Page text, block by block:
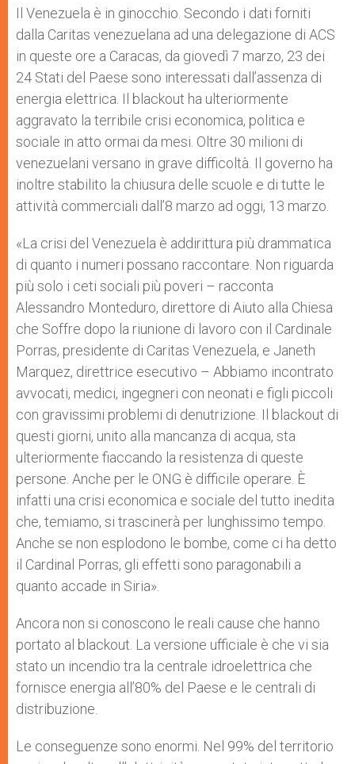
p
p
g
e
r
o
k
r
Il Venezuela è in ginocchio. Secondo i dati forniti
dalla Caritas venezuelana ad una delegazione di ACS
in queste ore a Caracas, da giovedì 7 marzo, 23 dei
24 Stati del Paese sono interessati dall’assenza di
energia elettrica. Il blackout ha ulteriormente
aggravato la terribile crisi economica, politica e
sociale in atto ormai da mesi. Oltre 30 milioni di
venezuelani versano in grave difficoltà. Il governo ha
inoltre stabilito la chiusura delle scuole e di tutte le
attività commerciali dall’8 marzo ad oggi, 13 marzo.
«La crisi del Venezuela è addirittura più drammatica
di quanto i numeri possano raccontare. Non riguarda
più solo i ceti sociali più poveri – racconta
Alessandro Monteduro, direttore di Aiuto alla Chiesa
che Soffre dopo la riunione di lavoro con il Cardinale
Porras, presidente di Caritas Venezuela, e Janeth
Marquez, direttrice esecutivo – Abbiamo incontrato
avvocati, medici, ingegneri con neonati e figli piccoli
con gravissimi problemi di denutrizione. Il blackout di
questi giorni, unito alla mancanza di acqua, sta
ulteriormente fiaccando la resistenza di queste
persone. Anche per le ONG è difficile operare. È
infatti una crisi economica e sociale del tutto inedita
che, temiamo, si trascinerà per lunghissimo tempo.
Anche se non esplodono le bombe, come ci ha detto
il Cardinal Porras, gli effetti sono paragonabili a
quanto accade in Siria».
Ancora non si conoscono le reali cause che hanno
portato al blackout. La versione ufficiale è che vi sia
stato un incendio tra la centrale idroelettrica che
fornisce energia all’80% del Paese e le centrali di
distribuzione.
Le conseguenze sono enormi. Nel 99% del territorio